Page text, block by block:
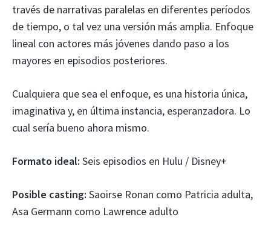
través de narrativas paralelas en diferentes períodos
de tiempo, o tal vez una versión más amplia. Enfoque
lineal con actores más jóvenes dando paso a los
mayores en episodios posteriores.
Cualquiera que sea el enfoque, es una historia única,
imaginativa y, en última instancia, esperanzadora. Lo
cual sería bueno ahora mismo.
Formato ideal: Seis episodios en Hulu / Disney+
Posible casting: Saoirse Ronan como Patricia adulta,
Asa Germann como Lawrence adulto